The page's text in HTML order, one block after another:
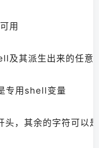
用
及其派生出来的任意
专用shell变量
头，其余的字符可以